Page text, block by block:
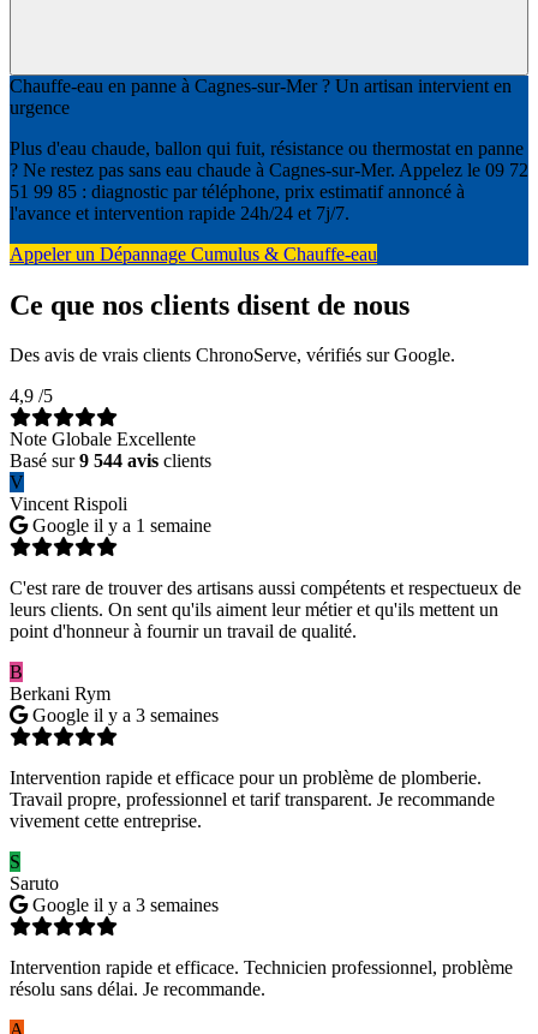
Chauffe-eau en panne à Cagnes-sur-Mer ? Un artisan intervient en
urgence
Plus d'eau chaude, ballon qui fuit, résistance ou thermostat en panne
? Ne restez pas sans eau chaude à Cagnes-sur-Mer. Appelez le 09 72
51 99 85 : diagnostic par téléphone, prix estimatif annoncé à
l'avance et intervention rapide 24h/24 et 7j/7.
Appeler un Dépannage Cumulus & Chauffe-eau
Ce que nos clients disent de nous
Des avis de vrais clients ChronoServe, vérifiés sur Google.
4,9 /5
Note Globale Excellente
Basé sur9 544 avis clients
V
Vincent Rispoli
Google il y a 1 semaine
C'est rare de trouver des artisans aussi compétents et respectueux de
leurs clients. On sent qu'ils aiment leur métier et qu'ils mettent un
point d'honneur à fournir un travail de qualité.
B
Berkani Rym
Google il y a 3 semaines
Intervention rapide et efficace pour un problème de plomberie.
Travail propre, professionnel et tarif transparent. Je recommande
vivement cette entreprise.
S
Saruto
Google il y a 3 semaines
Intervention rapide et efficace. Technicien professionnel, problème
résolu sans délai. Je recommande.